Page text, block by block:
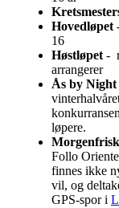
Hovedløpet
16
Høstløpet -
arrangerer
Ås by
løpere.
Follo
finnes ikke
vil, og
GPS-spor i